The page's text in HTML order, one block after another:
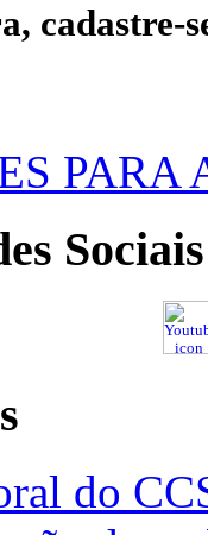
cadastre-
PARA
Sociais
do